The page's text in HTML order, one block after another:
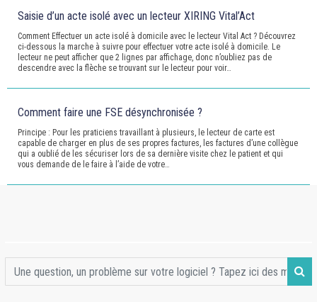
Saisie d’un acte isolé avec un lecteur XIRING Vital’Act
Comment Effectuer un acte isolé à domicile avec le lecteur Vital Act ? Découvrez
ci-dessous la marche à suivre pour effectuer votre acte isolé à domicile. Le
lecteur ne peut afficher que 2 lignes par affichage, donc n’oubliez pas de
descendre avec la flèche se trouvant sur le lecteur pour voir…
Comment faire une FSE désynchronisée ?
Principe : Pour les praticiens travaillant à plusieurs, le lecteur de carte est
capable de charger en plus de ses propres factures, les factures d’une collègue
qui a oublié de les sécuriser lors de sa dernière visite chez le patient et qui
vous demande de le faire à l’aide de votre…